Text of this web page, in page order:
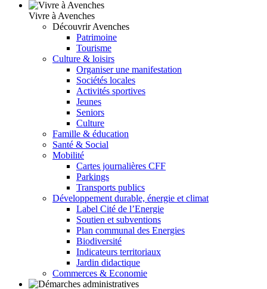
Vivre à Avenches
Découvrir Avenches
Patrimoine
Tourisme
Culture & loisirs
Organiser une manifestation
Sociétés locales
Activités sportives
Jeunes
Seniors
Culture
Famille & éducation
Santé & Social
Mobilité
Cartes journalières CFF
Parkings
Transports publics
Développement durable, énergie et climat
Label Cité de l’Energie
Soutien et subventions
Plan communal des Energies
Biodiversité
Indicateurs territoriaux
Jardin didactique
Commerces & Economie